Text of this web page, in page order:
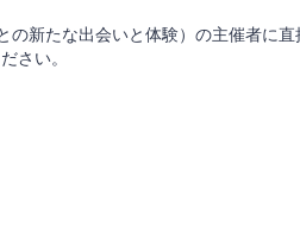
の新たな出会いと体験）の主催者に
さい。